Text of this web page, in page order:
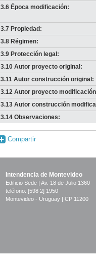
3.6 Época modificación:
3.7 Propiedad:
3.8 Régimen:
3.9 Protección legal:
3.10 Autor proyecto original:
3.11 Autor construcción original:
3.12 Autor proyecto
3.13 Autor construcción
3.14 Observaciones:
Compartir
Intendencia de Montevideo
Edificio Sede | Av. 18 de Julio 1360
teléfono: [598 2] 1950
Montevideo - Uruguay | CP 11200